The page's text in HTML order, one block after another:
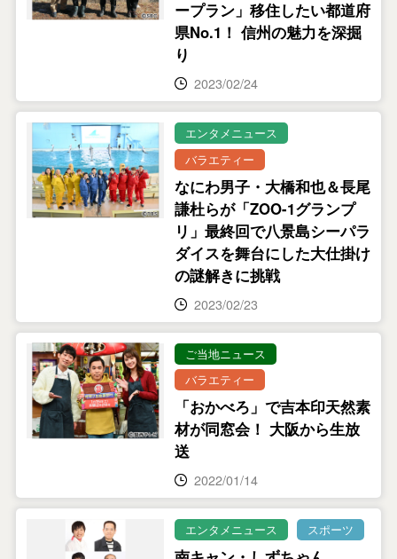
ープラン」移住したい都道府
県No.1！ 信州の魅力を深掘
り
2023/02/24
エンタメニュース
バラエティー
なにわ男子・大橋和也＆長尾
謙杜らが「ZOO-1グランプ
リ」最終回で八景島シーパラ
ダイスを舞台にした大仕掛け
の謎解きに挑戦
2023/02/23
ご当地ニュース
バラエティー
「おかべろ」で吉本印天然素
材が同窓会！ 大阪から生放
送
2022/01/14
エンタメニュース スポーツ